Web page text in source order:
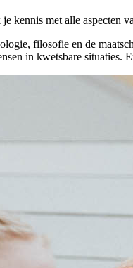
je kennis met alle aspecten
filosofie en de
in kwetsbare situaties.